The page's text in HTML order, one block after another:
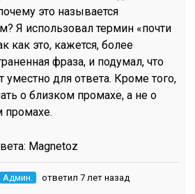
это называется
Я использовал термин «почти
как это, кажется, более
фраза, и подумал, что
уместно для ответа. Кроме того,
о близком промахе, а не о
промахе.
Magnetoz
Админ. ответил 7 лет назад